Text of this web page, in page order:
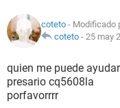
coteto - Modificado
coteto - 25 may
quien me puede
presario cq5608la
porfavorrrr